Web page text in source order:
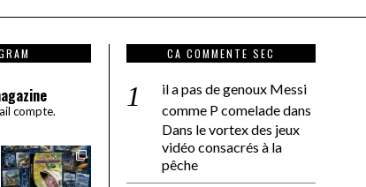
compte.
CA COMMENTE SEC
il a pas de genoux Messi
comme P comeladedans
Dans le vortex des jeux
vidéo consacrés à la
pêche